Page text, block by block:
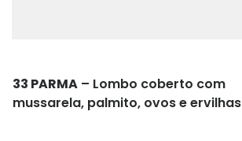
33 PARMA – Lombo coberto com
mussarela, palmito, ovos e ervilhas